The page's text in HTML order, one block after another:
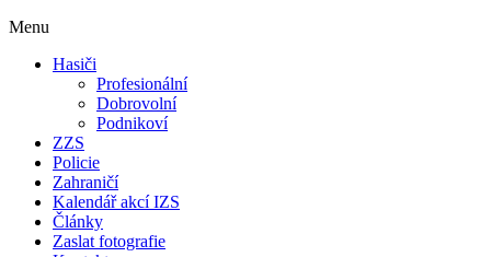
Menu
Hasiči
Profesionální
Dobrovolní
Podnikoví
ZZS
Policie
Zahraničí
Kalendář akcí IZS
Články
Zaslat fotografie